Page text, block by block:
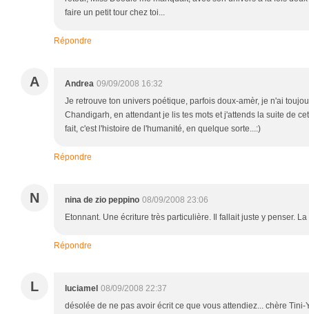
faire un petit tour chez toi...
Répondre
A Andrea 09/09/2008 16:32
Je retrouve ton univers poétique, parfois doux-amèr, je n'ai
Chandigarh, en attendant je lis tes mots et j'attends la suite de
fait, c'est l'histoire de l'humanité, en quelque sorte...:)
Répondre
N nina de zio peppino 08/09/2008 23:06
Etonnant. Une écriture très particulière. Il fallait juste y penser.
Répondre
L luciamel 08/09/2008 22:37
désolée de ne pas avoir écrit ce que vous attendiez... chère